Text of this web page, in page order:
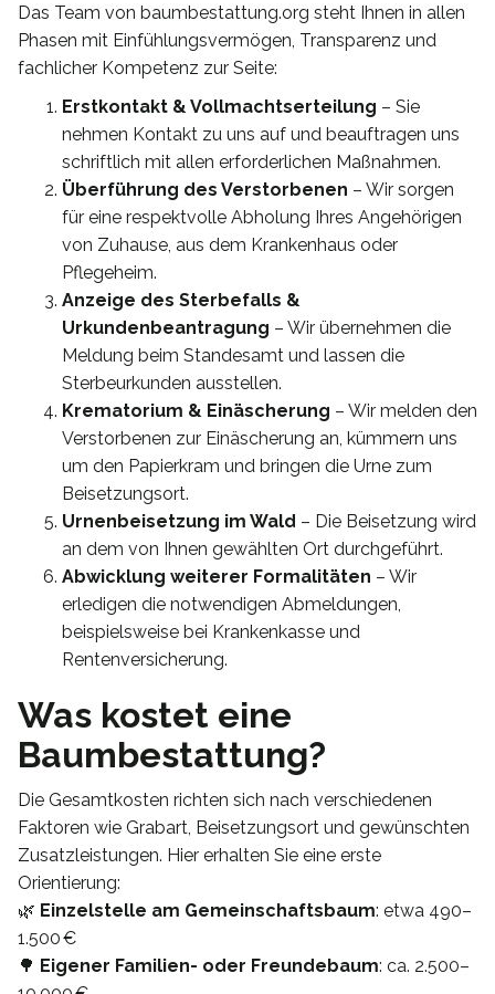
Das Team von baumbestattung.org steht Ihnen in allen
Phasen mit Einfühlungsvermögen, Transparenz und
fachlicher Kompetenz zur Seite:
Erstkontakt & Vollmachtserteilung – Sie
nehmen Kontakt zu uns auf und beauftragen uns
schriftlich mit allen erforderlichen Maßnahmen.
Überführung des Verstorbenen – Wir sorgen
für eine respektvolle Abholung Ihres Angehörigen
von Zuhause, aus dem Krankenhaus oder
Pflegeheim.
Anzeige des Sterbefalls &
Urkundenbeantragung – Wir übernehmen die
Meldung beim Standesamt und lassen die
Sterbeurkunden ausstellen.
Krematorium & Einäscherung – Wir melden den
Verstorbenen zur Einäscherung an, kümmern uns
um den Papierkram und bringen die Urne zum
Beisetzungsort.
Urnenbeisetzung im Wald – Die Beisetzung wird
an dem von Ihnen gewählten Ort durchgeführt.
Abwicklung weiterer Formalitäten – Wir
erledigen die notwendigen Abmeldungen,
beispielsweise bei Krankenkasse und
Rentenversicherung.
Was kostet eine
Baumbestattung?
Die Gesamtkosten richten sich nach verschiedenen
Faktoren wie Grabart, Beisetzungsort und gewünschten
Zusatzleistungen. Hier erhalten Sie eine erste
Orientierung:
🌿 Einzelstelle am Gemeinschaftsbaum: etwa 490–
1.500 €
🌳 Eigener Familien- oder Freundebaum: ca. 2.500–